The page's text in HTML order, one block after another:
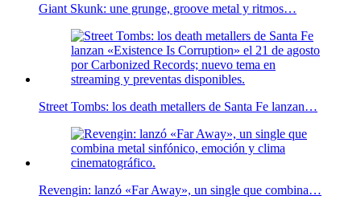
Giant Skunk: une grunge, groove metal y ritmos…
Street Tombs: los death metallers de Santa Fe lanzan…
Revengin: lanzó «Far Away», un single que combina…